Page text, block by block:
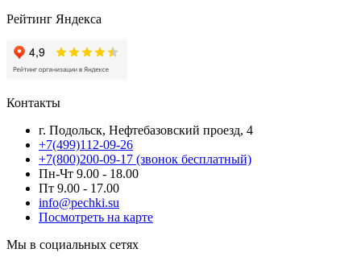
Рейтинг Яндекса
Контакты
г. Подольск, Нефтебазовский проезд, 4
+7(499)112-09-26
+7(800)200-09-17 (звонок бесплатный)
Пн-Чт 9.00 - 18.00
Пт 9.00 - 17.00
info@pechki.su
Посмотреть на карте
Мы в социальных сетях